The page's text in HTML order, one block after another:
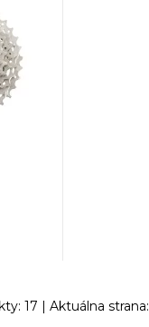
17 | Aktuálna strana: